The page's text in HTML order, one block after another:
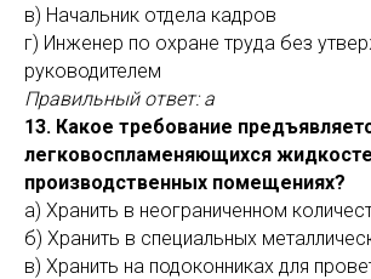
в) Начальник отдела кадров
г) Инженер по охране труда без
руководителем
Правильный ответ: а
13. Какое требование
легковоспламеняющихся
производственных помещениях?
а) Хранить в неограниченном
б) Хранить в специальных
в) Хранить на подоконниках для